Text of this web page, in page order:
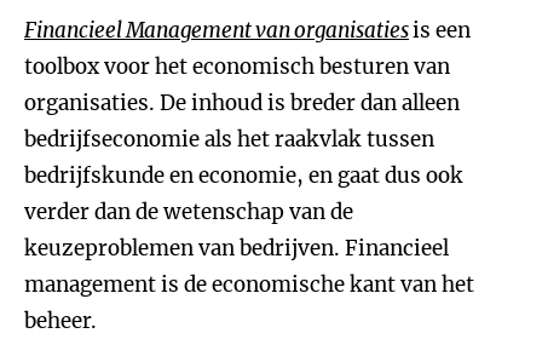
Financieel Management van organisatiesis een
toolbox voor het economisch besturen van
organisaties. De inhoud is breder dan alleen
bedrijfseconomie als het raakvlak tussen
bedrijfskunde en economie, en gaat dus ook
verder dan de wetenschap van de
keuzeproblemen van bedrijven. Financieel
management is de economische kant van het
beheer.